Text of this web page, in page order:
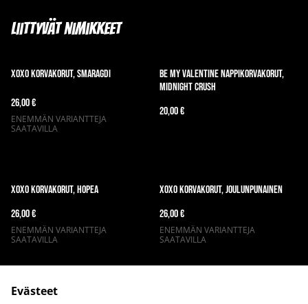
Liittyvät nimikkeet
XOXO korvakorut, smaragdi
26,00 €
ENEMMÄN VARIANTTEJA
SAATAVILLA
Be my Valentine nappikorvakorut,
Midnight Crush
20,00 €
XOXO korvakorut, hopea
26,00 €
ENEMMÄN VARIANTTEJA
SAATAVILLA
XOXO korvakorut, joulunpunainen
26,00 €
ENEMMÄN VARIANTTEJA
SAATAVILLA
Evästeet